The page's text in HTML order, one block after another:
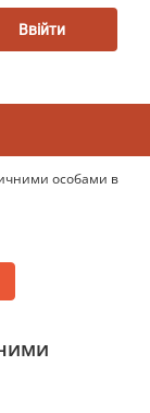
Ввійти
особами в